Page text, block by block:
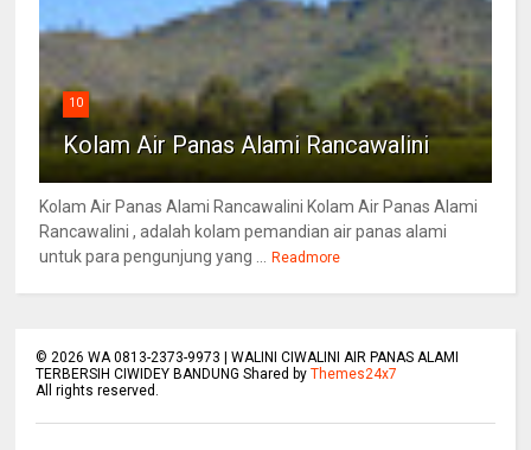
10
Kolam Air Panas Alami Rancawalini
Kolam Air Panas Alami Rancawalini Kolam Air Panas Alami
Rancawalini , adalah kolam pemandian air panas alami
untuk para pengunjung yang ...
Readmore
© 2026 WA 0813-2373-9973 | WALINI CIWALINI AIR PANAS ALAMI
TERBERSIH CIWIDEY BANDUNG Shared byThemes24x7
All rights reserved.